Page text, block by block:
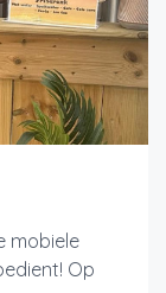
mobiele
Op